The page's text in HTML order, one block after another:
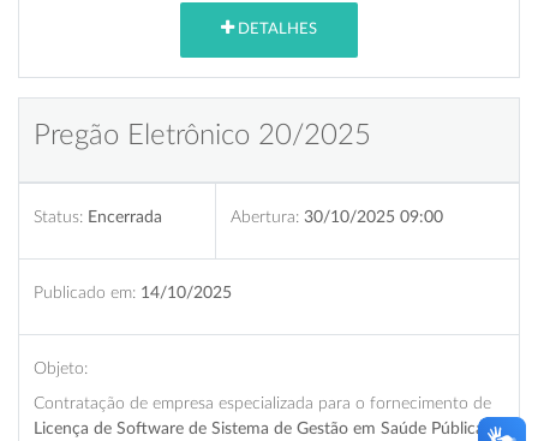
DETALHES
Pregão Eletrônico 20/2025
Status: Encerrada Abertura: 30/10/2025 09:00
Publicado em: 14/10/2025
Objeto:
Contratação de empresa especializada para o fornecimento de
Licença de Software de Sistema de Gestão em Saúde Pública